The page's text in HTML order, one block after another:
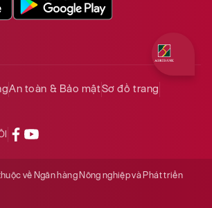
An toàn & Bảo mậtSơ đồ trang
về Ngân hàng Nông nghiệp và Phát triển
Quý